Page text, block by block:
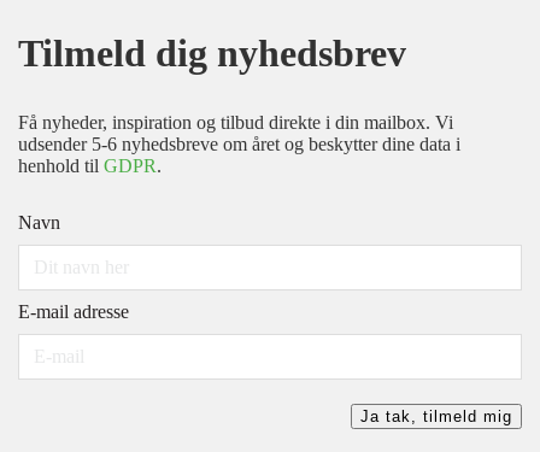
Tilmeld dig nyhedsbrev
Få nyheder, inspiration og tilbud direkte i din mailbox. Vi
udsender 5-6 nyhedsbreve om året og beskytter dine data i
henhold til GDPR.
Navn
E-mail adresse
Ja tak, tilmeld mig